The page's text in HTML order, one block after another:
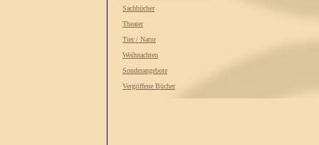
Sachbücher
Theater
Tier / Natur
Weihnachten
Sonderangebote
Vergriffene Bücher